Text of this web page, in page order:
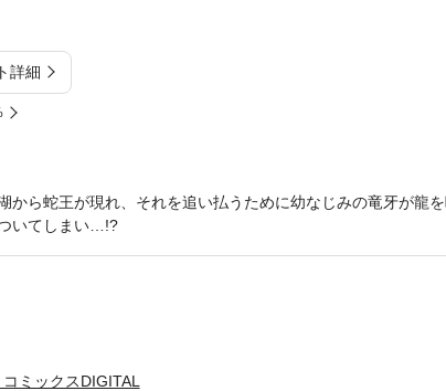
詳細
から蛇王が現れ、それを追い払うために幼なじみの竜牙が龍
いてしまい…!?
ミックスDIGITAL